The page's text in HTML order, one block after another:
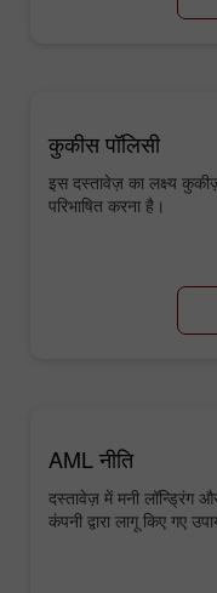
कुकीस पॉलिसी
इस दस्तावेज़ का लक्ष्य
परिभाषित करना है।
AML नीति
दस्तावेज़ में मनी लॉन्ड्रिंग
कंपनी द्वारा लागू किए गए